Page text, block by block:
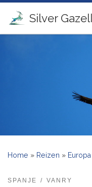
Ga naar inhoud
Silver
Home » Reizen » Europa
SPANJE VANRY